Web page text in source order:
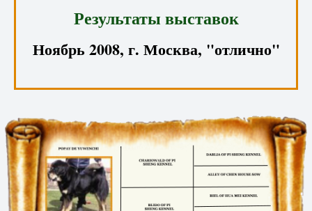
Результаты выставок
Ноябрь 2008, г. Москва, "отлично"